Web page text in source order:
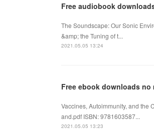
Free audiobook
The Soundscape: Our Sonic
&amp; the Tuning of t...
2021.05.05 13:24
Free ebook downloads no
Vaccines, Autoimmunity, and the
and.pdf ISBN: 9781603587...
2021.05.05 13:23